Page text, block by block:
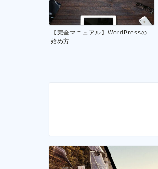
【完全マニュアル】はてなブログの
始め方